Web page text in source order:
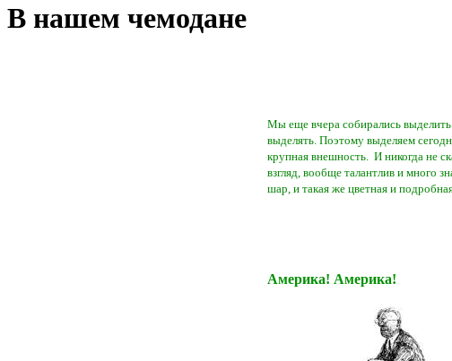
В нашем чемодане
Мы еще вчера собирались
выделять. Поэтому выделяем
крупная внешность. И никогда не
взгляд, вообще талантлив и много
шар, и такая же цветная и
Америка! Америка!